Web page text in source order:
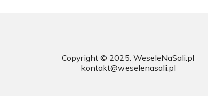
Copyright © 2025. WeseleNaSali.pl
kontakt@weselenasali.pl